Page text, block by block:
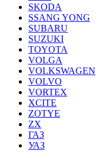
SKODA
SSANG YONG
SUBARU
SUZUKI
TOYOTA
VOLGA
VOLKSWAGEN
VOLVO
VORTEX
XCITE
ZOTYE
ZX
ГАЗ
УАЗ